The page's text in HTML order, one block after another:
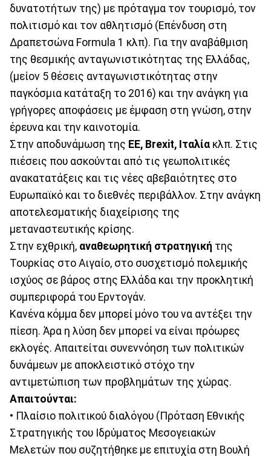
δυνατοτήτων της) με πρόταγμα τον τουρισμό, τον
πολιτισμό και τον αθλητισμό (Επένδυση στη
Δραπετσώνα Formula 1 κλπ). Για την αναβάθμιση
της θεσμικής ανταγωνιστικότητας της Ελλάδας,
(μείον 5 θέσεις ανταγωνιστικότητας στην
παγκόσμια κατάταξη το 2016) και την ανάγκη για
γρήγορες αποφάσεις με έμφαση στη γνώση, στην
έρευνα και την καινοτομία.
Στην αποδυνάμωση της ΕΕ, Brexit, Ιταλία κλπ. Στις
πιέσεις που ασκούνται από τις γεωπολιτικές
ανακατατάξεις και τις νέες αβεβαιότητες στο
Ευρωπαϊκό και το διεθνές περιβάλλον. Στην ανάγκη
αποτελεσματικής διαχείρισης της
μεταναστευτικής κρίσης.
Στην εχθρική, αναθεωρητική στρατηγική της
Τουρκίας στο Αιγαίο, στο συσχετισμό πολεμικής
ισχύος σε βάρος στης Ελλάδα και την προκλητική
συμπεριφορά του Ερντογάν.
Κανένα κόμμα δεν μπορεί μόνο του να αντέξει την
πίεση. Άρα η λύση δεν μπορεί να είναι πρόωρες
εκλογές. Απαιτείται συνεννόηση των πολιτικών
δυνάμεων με αποκλειστικό στόχο την
αντιμετώπιση των προβλημάτων της χώρας.
Απαιτούνται:
• Πλαίσιο πολιτικού διαλόγου (Πρόταση Εθνικής
Στρατηγικής του Ιδρύματος Μεσογειακών
Μελετών που συζητήθηκε με επιτυχία στη Βουλή